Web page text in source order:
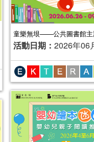
童樂無垠——公共圖書館主
活動日期： 2026年06